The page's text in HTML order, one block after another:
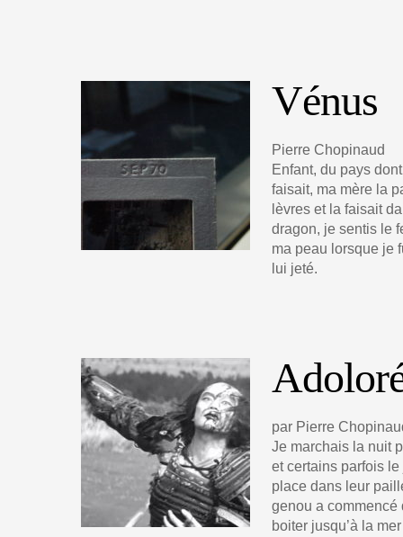
Vénus
Pierre Chopinaud
Enfant, du pays
faisait, ma mère la
lèvres et la faisait
dragon, je sentis le
ma peau lorsque je
lui jeté.
par Pierre
Je marchais la nuit
et certains parfois
place dans leur
genou a commencé
boiter jusqu’à la